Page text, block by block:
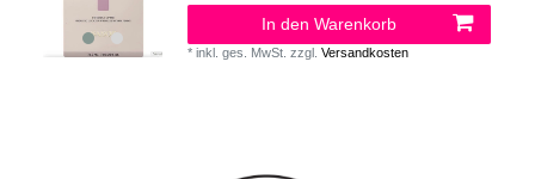
In den Warenkorb
*inkl. ges. MwSt. zzgl.Versandkosten